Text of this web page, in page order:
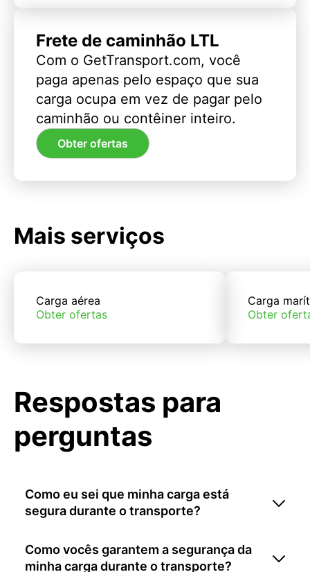
Frete de caminhão LTL
Com o GetTransport.com, você
paga apenas pelo espaço que sua
carga ocupa em vez de pagar pelo
caminhão ou contêiner inteiro.
Obter ofertas
Mais serviços
Carga aérea
Obter ofertas
Carga
Obter
Respostas para
perguntas
Como eu sei que minha carga está
segura durante o transporte?
Como vocês garantem a segurança da
minha carga durante o transporte?